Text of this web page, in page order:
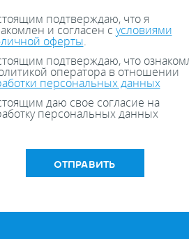
подтверждаю, что я
и согласен с условиями
оферты.
подтверждаю, что
оператора в отношении
персональных данных
даю свое согласие на
персональных данных
ОТПРАВИТЬ